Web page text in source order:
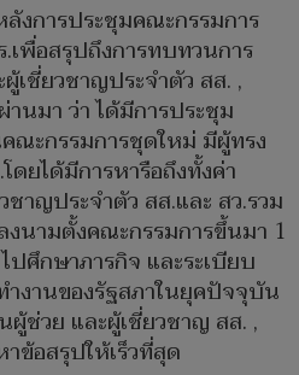
งการประชุมคณะกรรมการ
.เพื่อสรุปถึงการทบทวนการ
เชี่ยวชาญประจำตัว สส. ,
านมา ว่า ได้มีการประชุม
ณะกรรมการชุดใหม่ มีผู้ทรง
ยได้มีการหารือถึงทั้งค่า
าญประจำตัว สส.และ สว.รวม
งนามตั้งคณะกรรมการขึ้นมา 1
ศึกษาภารกิจ และระเบียบ
งานของรัฐสภาในยุคปัจจุบัน
ผู้ช่วย และผู้เชี่ยวชาญ สส. ,
ข้อสรุปให้เร็วที่สุด